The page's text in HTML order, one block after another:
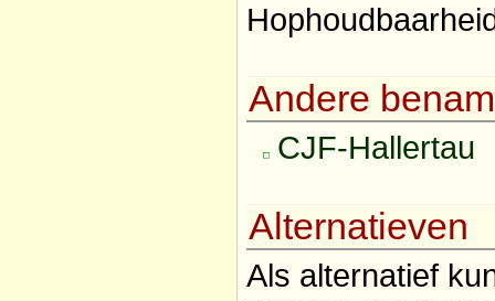
Andere
CJF-Hallertau
Alternatieven
Als alternatief